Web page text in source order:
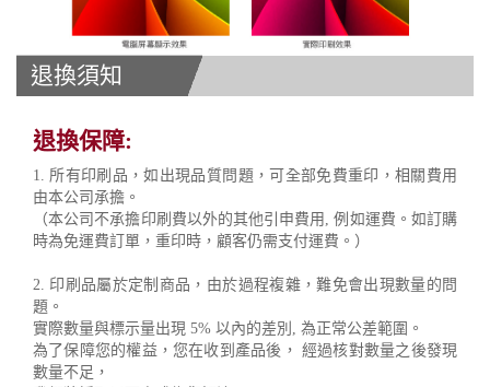
退換須知
退換保障:
1. 所有印刷品，如出現品質問題，可全部免費重印，相關費用
由本公司承擔。
（本公司不承擔印刷費以外的其他引申費用, 例如運費。如訂購
時為免運費訂單，重印時，顧客仍需支付運費。）
2. 印刷品屬於定制商品，由於過程複雜，難免會出現數量的問
題。
實際數量與標示量出現 5% 以內的差別, 為正常公差範圍。
為了保障您的權益，您在收到產品後， 經過核對數量之後發現
數量不足，